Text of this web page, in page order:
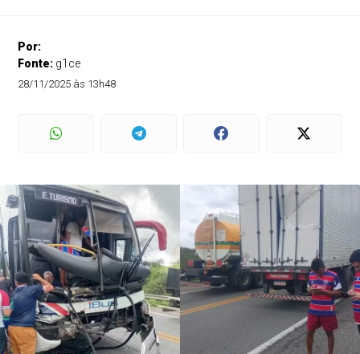
Por:
Fonte: g1ce
28/11/2025 às 13h48